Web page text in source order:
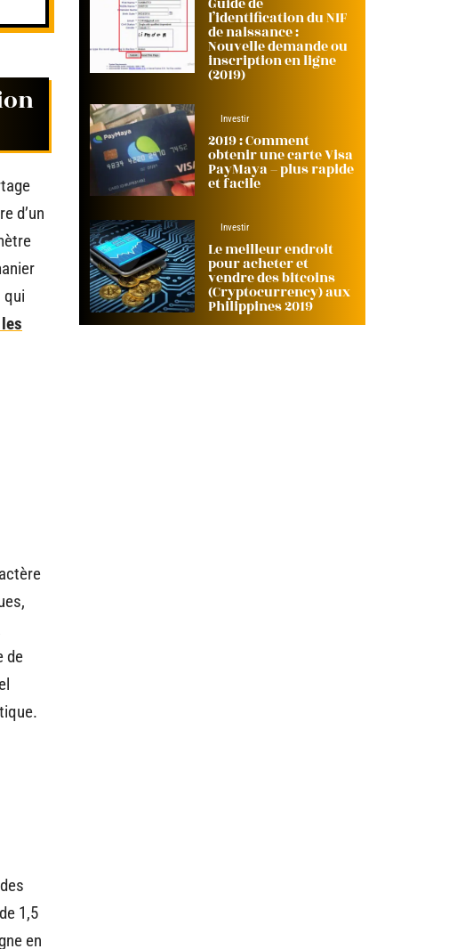
d’un
qui
de
1,5
en
l’identification du NIF
de naissance :
Nouvelle demande ou
inscription en ligne
(2019)
Investir
2019 : Comment
obtenir une carte Visa
PayMaya – plus rapide
et facile
Investir
Le meilleur endroit
pour acheter et
vendre des bitcoins
(Cryptocurrency) aux
Philippines 2019